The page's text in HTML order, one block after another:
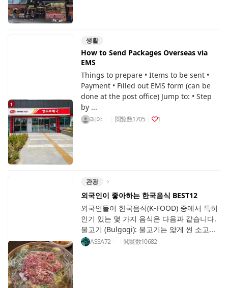
생활
How to Send Packages Overseas via
EMS
Things to prepare • Items to be sent •
Payment • Filled out EMS form (can be
done at the post office) Jump to: • Step
by ...
레야 閲覧数1705 1
관광
외국인이 좋아하는 한국음식 BEST12
외국인들이 한국음식(K-FOOD) 중에서 특히
인기 있는 몇 가지 음식은 다음과 같습니다.
불고기 (Bulgogi): 불고기는 얇게 썬 소고...
ASSA72 閲覧数10682